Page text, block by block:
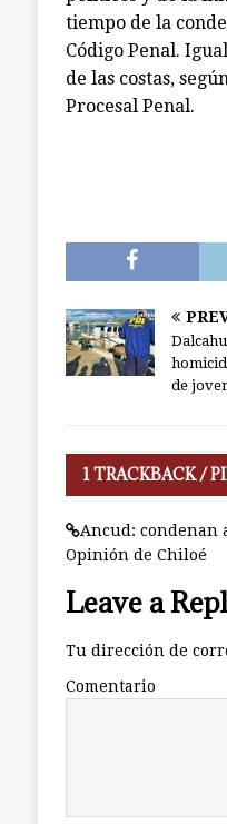
tiempo de la
Código Penal.
de las costas,
Procesal Penal.
de
1 TRACKBACK /
Ancud: condenan
Opinión de Chiloé
Leave a
Tu dirección de
Comentario